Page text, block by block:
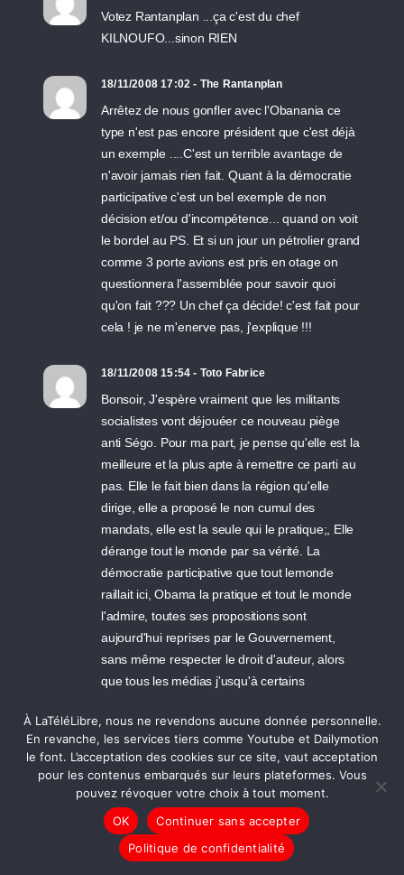
Votez Rantanplan ...ça c'est du chef
KILNOUFO...sinon RIEN
18/11/2008 17:02 - The Rantanplan
Arrêtez de nous gonfler avec l'Obanania ce
type n'est pas encore président que c'est déjà
un exemple ....C'est un terrible avantage de
n'avoir jamais rien fait. Quant à la démocratie
participative c'est un bel exemple de non
décision et/ou d'incompétence... quand on voit
le bordel au PS. Et si un jour un pétrolier grand
comme 3 porte avions est pris en otage on
questionnera l'assemblée pour savoir quoi
qu'on fait ??? Un chef ça décide! c'est fait pour
cela ! je ne m'enerve pas, j'explique !!!
18/11/2008 15:54 - Toto Fabrice
Bonsoir, J'espère vraiment que les militants
socialistes vont déjouéer ce nouveau piège
anti Ségo. Pour ma part, je pense qu'elle est la
meilleure et la plus apte à remettre ce parti au
pas. Elle le fait bien dans la région qu'elle
dirige, elle a proposé le non cumul des
mandats, elle est la seule qui le pratique;, Elle
dérange tout le monde par sa vérité. La
démocratie participative que tout lemonde
raillait ici, Obama la pratique et tout le monde
l'admire, toutes ses propositions sont
aujourd'hui reprises par le Gouvernement,
sans même respecter le droit d'auteur, alors
que tous les médias j'usqu'à certains
procès en incompétence, soit disant, elle
n'avait pas de programme. Celui qui avait le
meilleur programme pour pays, on voit ce que
ça donne. Allons voter pour Ségolène une fois
pour toute. Je regrette avoir voté pour
Delanoe, avec ce qu'il vient de déclarer.
À LaTéléLibre, nous ne revendons aucune donnée personnelle.
En revanche, les services tiers comme Youtube et Dailymotion
le font. L’acceptation des cookies sur ce site, vaut acceptation
pour les contenus embarqués sur leurs plateformes. Vous
pouvez révoquer votre choix à tout moment.
OK
Continuer sans accepter
Politique de confidentialité